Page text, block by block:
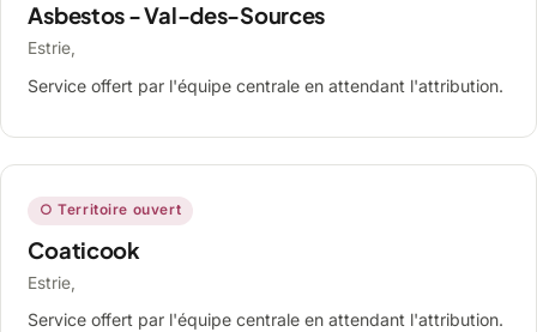
Asbestos - Val-des-Sources
Estrie,
Service offert par l'équipe centrale en attendant l'attribution.
○ Territoire ouvert
Coaticook
Estrie,
Service offert par l'équipe centrale en attendant l'attribution.